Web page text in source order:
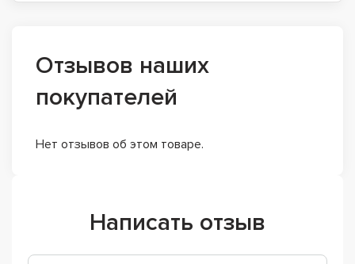
Отзывов наших
покупателей
Нет отзывов об этом товаре.
Написать отзыв